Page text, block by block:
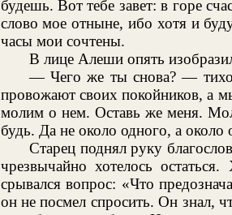
будешь. Вот тебе завет: в горе
слово мое отныне, ибо хотя и
часы мои сочтены.
В лице Алеши опять
— Чего же ты снова? — тихо
провожают своих покойников, а
молим о нем. Оставь же меня.
будь. Да не около одного, а около
Старец поднял руку
чрезвычайно хотелось
срывался вопрос: «Что
он не посмел спросить. Он знал,